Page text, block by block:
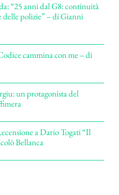
“25 anni dal G8: continuità
delle polizie” – di Gianni
cammina con me – di
un protagonista del
a Dario Togati “Il
Bellanca